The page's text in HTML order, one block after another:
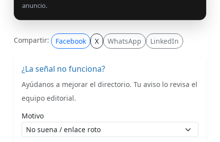
anuncio.
Compartir: Facebook X WhatsApp LinkedIn
¿La señal no funciona?
Ayúdanos a mejorar el directorio. Tu aviso lo revisa el
equipo editorial.
Motivo